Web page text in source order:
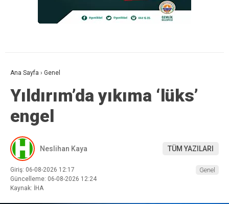
Ana Sayfa › Genel
Yıldırım’da yıkıma ‘lüks’
engel
Neslihan Kaya TÜM YAZILARI
Giriş: 06-08-2026 12:17
Güncelleme: 06-08-2026 12:24
Kaynak: İHA
Genel